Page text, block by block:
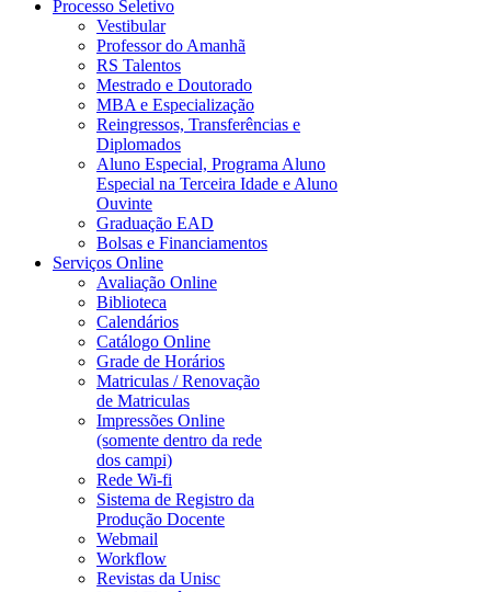
Processo Seletivo
Vestibular
Professor do Amanhã
RS Talentos
Mestrado e Doutorado
MBA e Especialização
Reingressos, Transferências e
Diplomados
Aluno Especial, Programa Aluno
Especial na Terceira Idade e Aluno
Ouvinte
Graduação EAD
Bolsas e Financiamentos
Serviços Online
Avaliação Online
Biblioteca
Calendários
Catálogo Online
Grade de Horários
Matriculas / Renovação
de Matriculas
Impressões Online
(somente dentro da rede
dos campi)
Rede Wi-fi
Sistema de Registro da
Produção Docente
Webmail
Workflow
Revistas da Unisc